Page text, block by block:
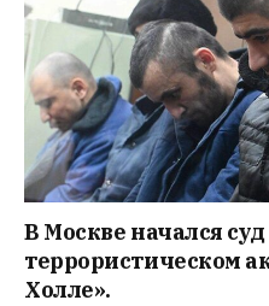
В Москве начался
террористическом
Холле».